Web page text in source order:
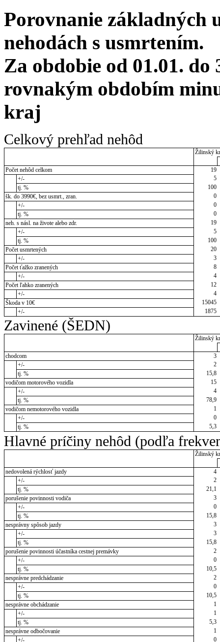
Porovnanie základných
nehodách s usmrtením.
Za obdobie od 01.01. do
rovnakým obdobím
kraj
Celkový prehľad nehôd
Žilinský
Počet nehôd celkom
19
+/-
5
tj. %
100
šk. do 3990€, bez usmrt., zran.
0
+/-
0
tj. %
0
neh. s násl. na živote alebo zdr.
19
+/-
5
tj. %
100
Počet usmrtených
20
+/-
3
Počet ťažko zranených
8
+/-
4
Počet ľahko zranených
12
+/-
4
Škoda v 10€
15045
+/-
1875
Zavinené (ŠEDN)
Žilinský
chodcom
3
+/-
2
tj. %
15,8
vodičom motorového vozidla
15
+/-
4
tj. %
78,9
vodičom nemotorového vozidla
1
+/-
0
tj. %
5,3
Hlavné príčiny nehôd (podľa
Žilinský
nedovolená rýchlosť jazdy
4
+/-
2
tj. %
21,1
porušenie povinnosti vodiča
3
+/-
0
tj. %
15,8
nesprávny spôsob jazdy
3
+/-
3
tj. %
15,8
porušenie povinnosti účastníka cestnej premávky
2
+/-
0
tj. %
10,5
nesprávne predchádzanie
2
+/-
0
tj. %
10,5
nesprávne obchádzanie
1
+/-
1
tj. %
5,3
nesprávne odbočovanie
1
+/-
0